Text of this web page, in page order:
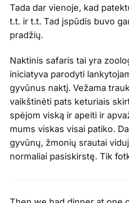
Tada dar vienoje, kad
t.t. ir t.t. Tad įspūdis buvo
pradžių.
Naktinis safaris tai yra
iniciatyva parodyti
gyvūnus naktį. Vežama
vaikštinėti pats keturiais
spėjom viską ir apeiti ir
mums viskas visai patiko.
gyvūnų, žmonių srautai
normaliai pasiskirstę. Tik